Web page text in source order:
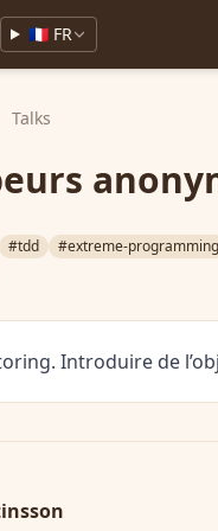
🇫🇷 FR
Talks
#tdd #extreme-programming
Introduire de